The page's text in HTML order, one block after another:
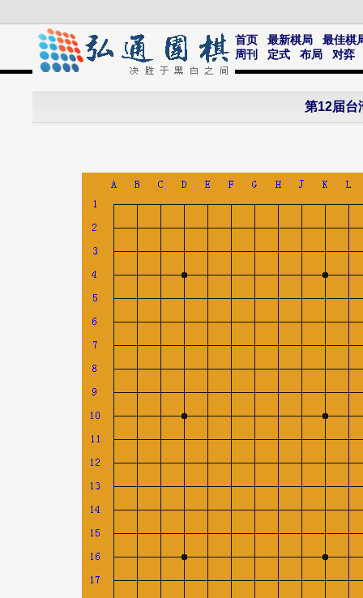
首页 最新棋局
最佳棋
周刊
定式 布局 对弈
第12届台